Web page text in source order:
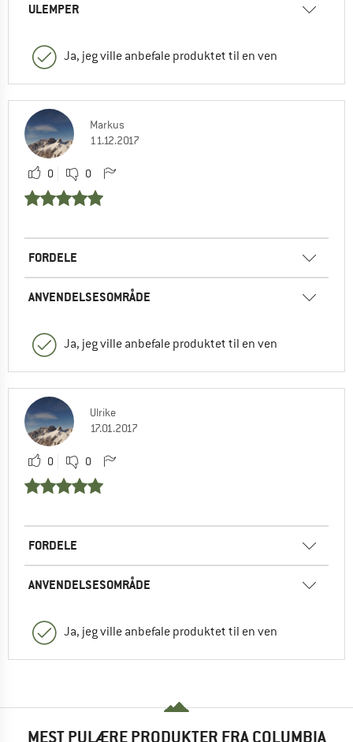
ULEMPER
Ja, jeg ville anbefale produktet til en ven
Markus
11.12.2017
0 0
FORDELE
ANVENDELSESOMRÅDE
Ja, jeg ville anbefale produktet til en ven
Ulrike
17.01.2017
0 0
FORDELE
ANVENDELSESOMRÅDE
Ja, jeg ville anbefale produktet til en ven
MEST PULÆRE PRODUKTER FRA COLUMBIA